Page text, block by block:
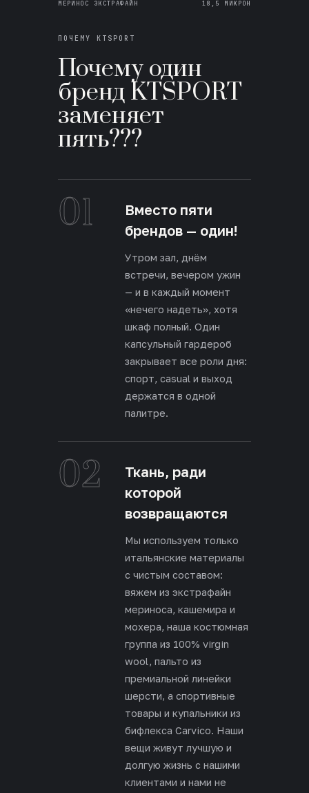
МЕРИНОС ЭКСТРАФАЙН 18,5 МИКРОН
ПОЧЕМУ KTSPORT
Почему один
бренд KTSPORT
заменяет
пять???
01
Вместо пяти
брендов — один!
Утром зал, днём
встречи, вечером ужин
— и в каждый момент
«нечего надеть», хотя
шкаф полный. Один
капсульный гардероб
закрывает все роли дня:
спорт, casual и выход
держатся в одной
палитре.
02
Ткань, ради
которой
возвращаются
Мы используем только
итальянские материалы
с чистым составом:
вяжем из экстрафайн
мериноса, кашемира и
мохера, наша костюмная
группа из 100% virgin
wool, пальто из
премиальной линейки
шерсти, а спортивные
товары и купальники из
бифлекса Carvico. Наши
вещи живут лучшую и
долгую жизнь с нашими
клиентами и нами не